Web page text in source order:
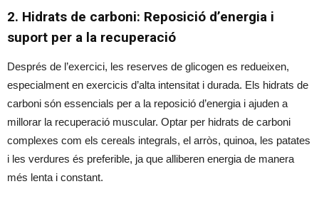
2. Hidrats de carboni: Reposició d’energia i
suport per a la recuperació
Després de l’exercici, les reserves de glicogen es redueixen,
especialment en exercicis d’alta intensitat i durada. Els hidrats de
carboni són essencials per a la reposició d’energia i ajuden a
millorar la recuperació muscular. Optar per hidrats de carboni
complexes com els cereals integrals, el arròs, quinoa, les patates
i les verdures és preferible, ja que alliberen energia de manera
més lenta i constant.